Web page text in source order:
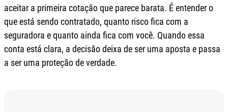
aceitar a primeira cotação que parece barata. É entender o
que está sendo contratado, quanto risco fica com a
seguradora e quanto ainda fica com você. Quando essa
conta está clara, a decisão deixa de ser uma aposta e passa
a ser uma proteção de verdade.